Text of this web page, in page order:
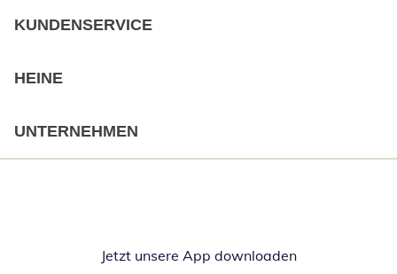
KUNDENSERVICE
HEINE
UNTERNEHMEN
Jetzt unsere App downloadenÖffnet in